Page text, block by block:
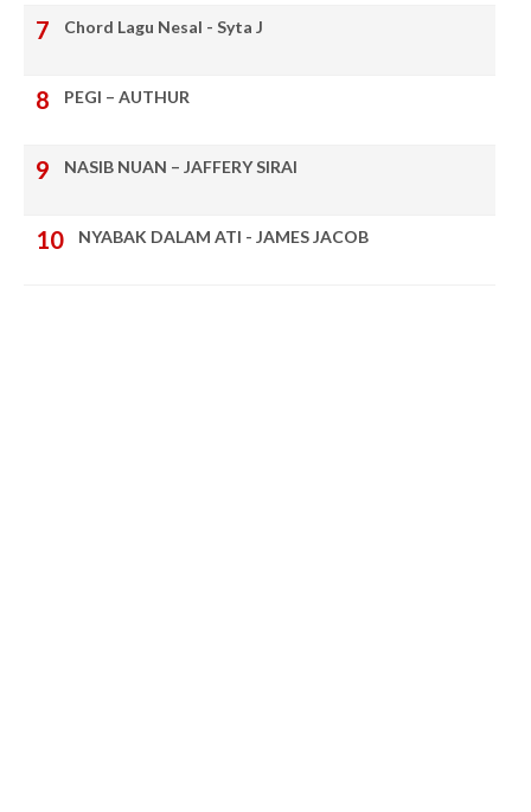
Chord Lagu Nesal - Syta J
PEGI – AUTHUR
NASIB NUAN – JAFFERY SIRAI
NYABAK DALAM ATI - JAMES JACOB